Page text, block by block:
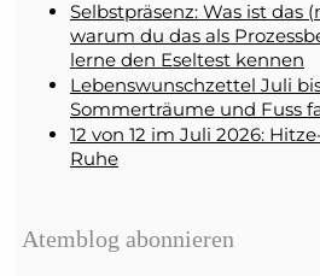
Selbstpräsenz: Was ist das
warum du das als
lerne den Eseltest kennen
Lebenswunschzettel Juli
Sommerträume und Fuss
12 von 12 im Juli 2026:
Ruhe
Atemblog abonnieren